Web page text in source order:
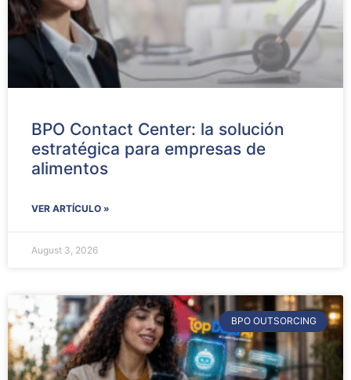
BPO Contact Center: la solución
estratégica para empresas de
alimentos
VER ARTÍCULO »
August 3, 2026
BPO OUTSORCING